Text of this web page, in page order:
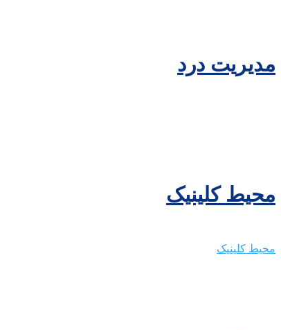
مدیریت درد
محیط کلینیک
محیط کلینیک